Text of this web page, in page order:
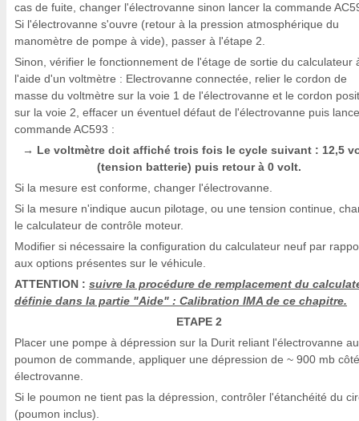
cas de fuite, changer l'électrovanne sinon lancer la commande
Si l'électrovanne s'ouvre (retour à la pression atmosphérique du
manomètre de pompe à vide), passer à l'étape 2.
Sinon, vérifier le fonctionnement de l'étage de sortie du calculateur
l'aide d'un voltmètre : Electrovanne connectée, relier le cordon de
masse du voltmètre sur la voie 1 de l'électrovanne et le cordon
sur la voie 2, effacer un éventuel défaut de l'électrovanne puis
commande AC593 :
→ Le voltmètre doit affiché trois fois le cycle suivant : 12,5
(tension batterie) puis retour à 0 volt.
Si la mesure est conforme, changer l'électrovanne.
Si la mesure n'indique aucun pilotage, ou une tension continue,
le calculateur de contrôle moteur.
Modifier si nécessaire la configuration du calculateur neuf par
aux options présentes sur le véhicule.
ATTENTION : suivre la procédure de remplacement du
définie dans la partie "Aide" : Calibration IMA de ce chapitre.
ETAPE 2
Placer une pompe à dépression sur la Durit reliant l'électrovanne au
poumon de commande, appliquer une dépression de ~ 900 mb côté
électrovanne.
Si le poumon ne tient pas la dépression, contrôler l'étanchéité du
(poumon inclus).